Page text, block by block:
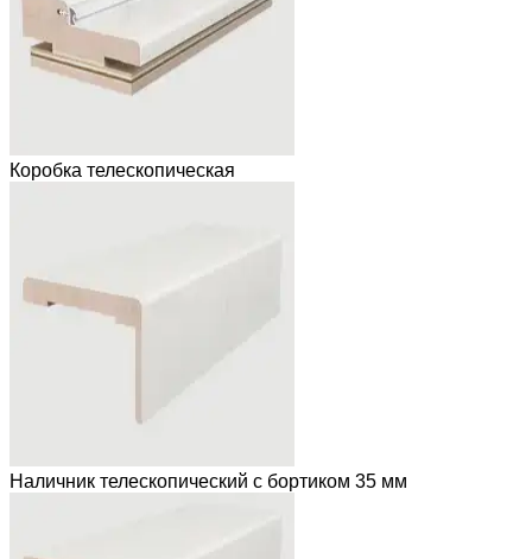
Коробка телескопическая
Наличник телескопический с бортиком 35 мм